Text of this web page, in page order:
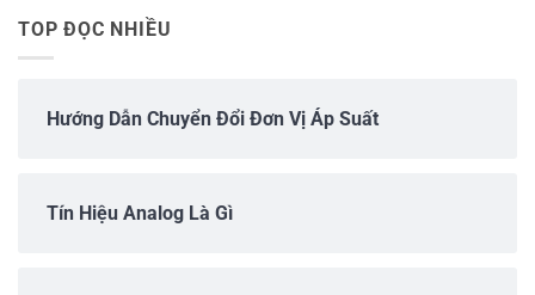
TOP ĐỌC NHIỀU
Hướng Dẫn Chuyển Đổi Đơn Vị Áp Suất
Tín Hiệu Analog Là Gì